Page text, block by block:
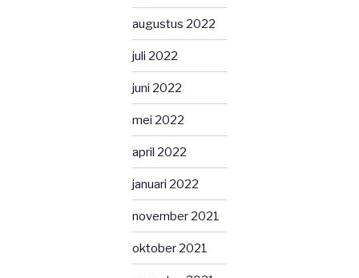
augustus 2022
juli 2022
juni 2022
mei 2022
april 2022
januari 2022
november 2021
oktober 2021